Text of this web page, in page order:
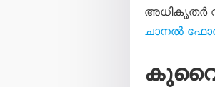
അധികൃതർ
ചാനൽ